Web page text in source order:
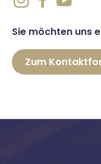
Sie möchten uns
Zum